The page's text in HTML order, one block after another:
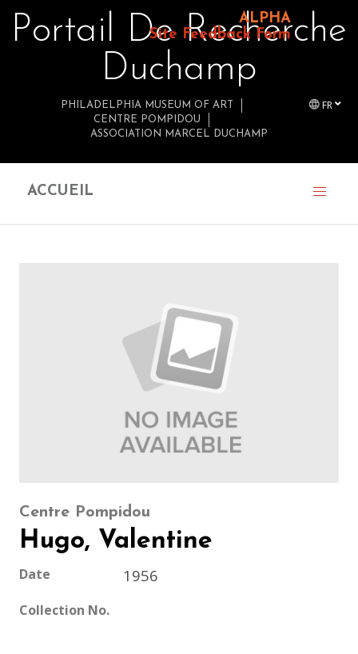
ALPHA
Site Feedback Form
Portail De Recherche
Duchamp
FR
PHILADELPHIA MUSEUM OF ART
CENTRE POMPIDOU
ASSOCIATION MARCEL DUCHAMP
ACCUEIL
Centre Pompidou
Hugo, Valentine
Date 1956
Collection No.